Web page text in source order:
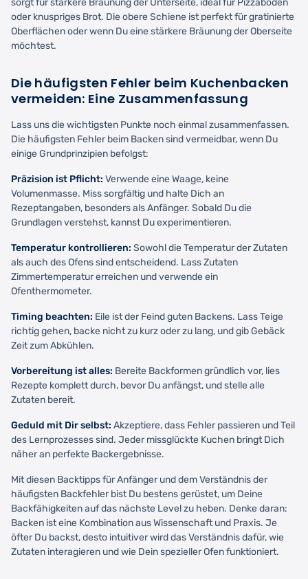
sorgt für stärkere Bräunung der Unterseite, ideal für Pizzaböden
oder knuspriges Brot. Die obere Schiene ist perfekt für gratinierte
Oberflächen oder wenn Du eine stärkere Bräunung der Oberseite
möchtest.
Die häufigsten Fehler beim Kuchenbacken
vermeiden: Eine Zusammenfassung
Lass uns die wichtigsten Punkte noch einmal zusammenfassen.
Die häufigsten Fehler beim Backen sind vermeidbar, wenn Du
einige Grundprinzipien befolgst:
Präzision ist Pflicht: Verwende eine Waage, keine
Volumenmasse. Miss sorgfältig und halte Dich an
Rezeptangaben, besonders als Anfänger. Sobald Du die
Grundlagen verstehst, kannst Du experimentieren.
Temperatur kontrollieren: Sowohl die Temperatur der Zutaten
als auch des Ofens sind entscheidend. Lass Zutaten
Zimmertemperatur erreichen und verwende ein
Ofenthermometer.
Timing beachten: Eile ist der Feind guten Backens. Lass Teige
richtig gehen, backe nicht zu kurz oder zu lang, und gib Gebäck
Zeit zum Abkühlen.
Vorbereitung ist alles: Bereite Backformen gründlich vor, lies
Rezepte komplett durch, bevor Du anfängst, und stelle alle
Zutaten bereit.
Geduld mit Dir selbst: Akzeptiere, dass Fehler passieren und Teil
des Lernprozesses sind. Jeder missglückte Kuchen bringt Dich
näher an perfekte Backergebnisse.
Mit diesen Backtipps für Anfänger und dem Verständnis der
häufigsten Backfehler bist Du bestens gerüstet, um Deine
Backfähigkeiten auf das nächste Level zu heben. Denke daran:
Backen ist eine Kombination aus Wissenschaft und Praxis. Je
öfter Du backst, desto intuitiver wird das Verständnis dafür, wie
Zutaten interagieren und wie Dein spezieller Ofen funktioniert.